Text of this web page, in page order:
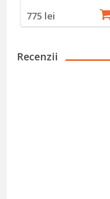
775 lei
Recenzii